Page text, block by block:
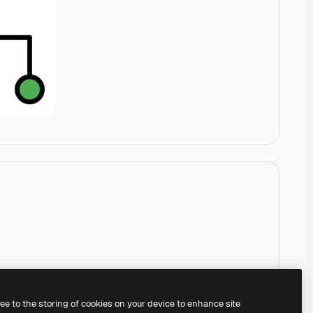
to the storing of cookies on your device to enhance site